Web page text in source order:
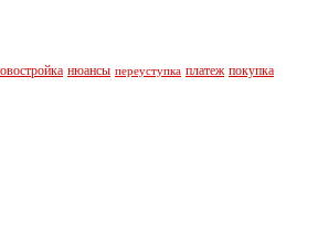
нюансы переуступка платеж покупка